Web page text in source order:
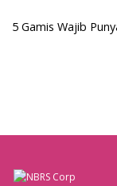
5 Gamis Wajib